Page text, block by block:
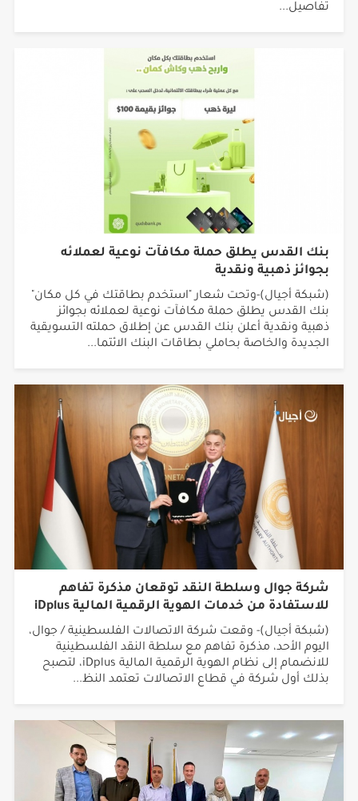
تفاصيل...
بنك القدس يطلق حملة مكافآت نوعية لعملائه
بجوائز ذهبية ونقدية
(شبكة أجيال)-وتحت شعار "استخدم بطاقتك في كل مكان"
بنك القدس يطلق حملة مكافآت نوعية لعملائه بجوائز
ذهبية ونقدية أعلن بنك القدس عن إطلاق حملته التسويقية
الجديدة والخاصة بحاملي بطاقات البنك الائتما...
شركة جوال وسلطة النقد توقعان مذكرة تفاهم
للاستفادة من خدمات الهوية الرقمية المالية iDplus
(شبكة أجيال)- وقعت شركة الاتصالات الفلسطينية / جوال،
اليوم الأحد، مذكرة تفاهم مع سلطة النقد الفلسطينية
للانضمام إلى نظام الهوية الرقمية المالية iDplus، لتصبح
بذلك أول شركة في قطاع الاتصالات تعتمد النظ...